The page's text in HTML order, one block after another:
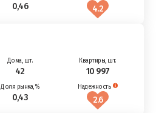
0,46 4.2
42 10 997
0,43 2.6